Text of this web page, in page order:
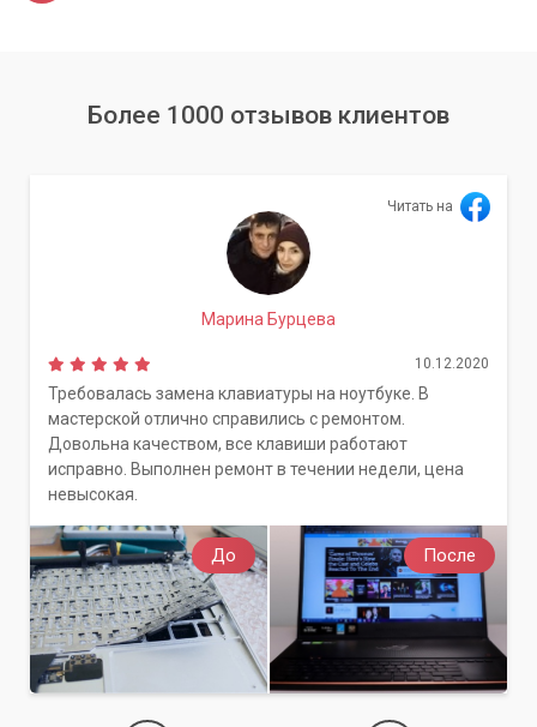
Более 1000 отзывов клиентов
До После
Читать на
Марина Бурцева
10.12.2020
Требовалась замена клавиатуры на ноутбуке. В
мастерской отлично справились с ремонтом.
Довольна качеством, все клавиши работают
исправно. Выполнен ремонт в течении недели, цена
невысокая.